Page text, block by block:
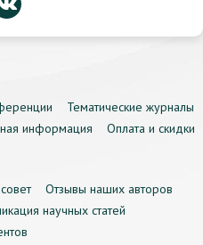
Тематические журналы
информация
Оплата и скидки
Отзывы наших авторов
научных статей